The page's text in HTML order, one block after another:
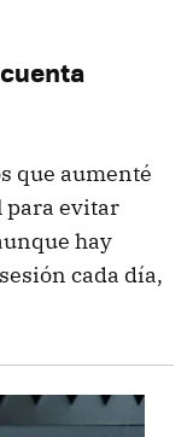
que aumenté
para evitar
hay
cada día,